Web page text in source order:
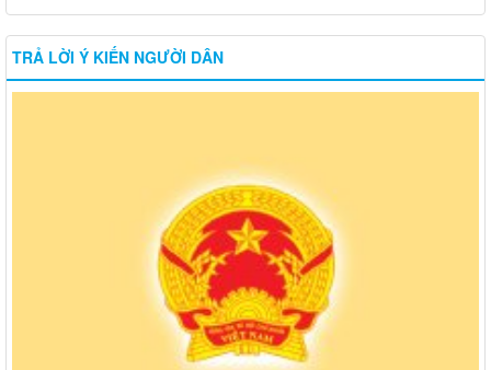
TRẢ LỜI Ý KIẾN NGƯỜI DÂN